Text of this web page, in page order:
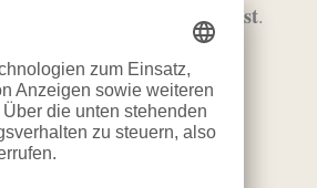
neutral, bevor Du hinschaust.